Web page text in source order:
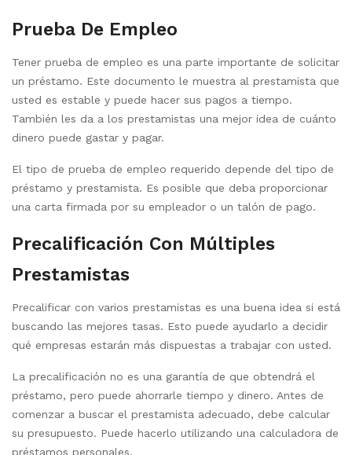
Prueba De Empleo
Tener prueba de empleo es una parte importante de solicitar
un préstamo. Este documento le muestra al prestamista que
usted es estable y puede hacer sus pagos a tiempo.
También les da a los prestamistas una mejor idea de cuánto
dinero puede gastar y pagar.
El tipo de prueba de empleo requerido depende del tipo de
préstamo y prestamista. Es posible que deba proporcionar
una carta firmada por su empleador o un talón de pago.
Precalificación Con Múltiples
Prestamistas
Precalificar con varios prestamistas es una buena idea si está
buscando las mejores tasas. Esto puede ayudarlo a decidir
qué empresas estarán más dispuestas a trabajar con usted.
La precalificación no es una garantía de que obtendrá el
préstamo, pero puede ahorrarle tiempo y dinero. Antes de
comenzar a buscar el prestamista adecuado, debe calcular
su presupuesto. Puede hacerlo utilizando una calculadora de
préstamos personales.